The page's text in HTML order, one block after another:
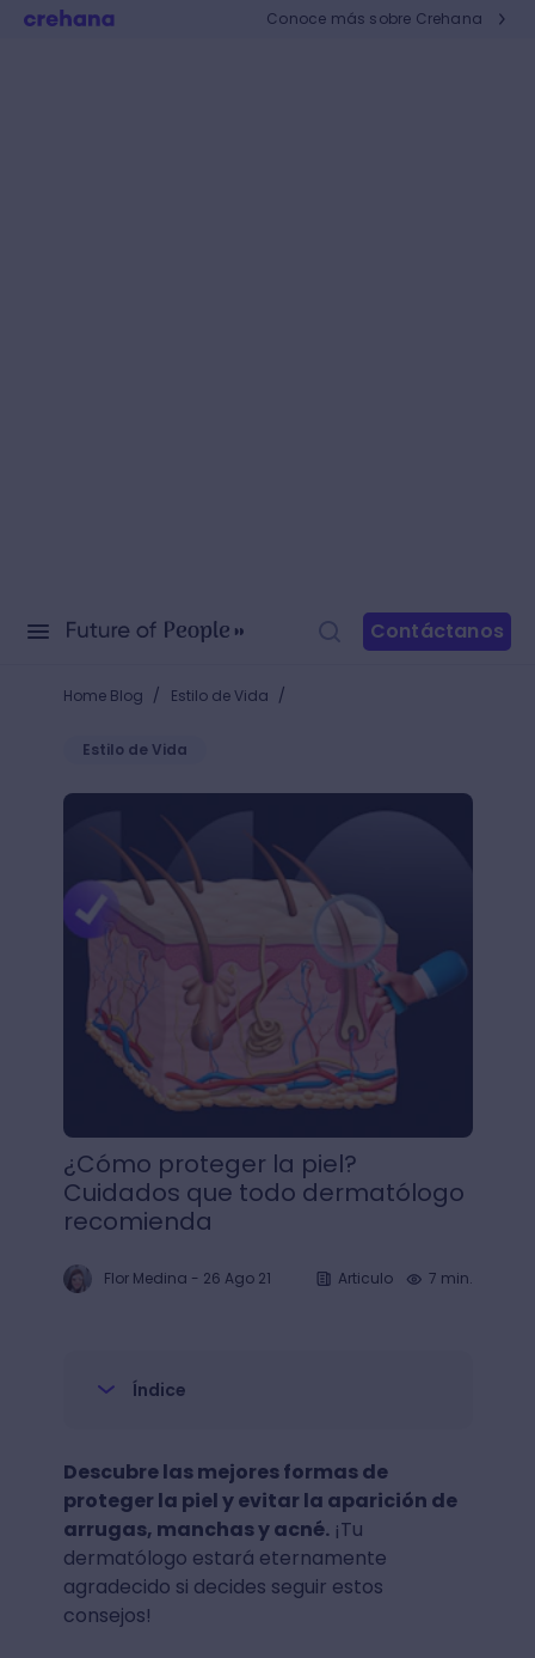
Conoce más sobre Crehana
Contáctanos
Home Blog / Estilo de Vida /
Estilo de Vida
¿Cómo proteger la piel? Cuidados que todo
¿Cómo proteger la piel?
Cuidados que todo dermatólogo
recomienda
Flor Medina - 26 Ago 21 Articulo 7 min.
Índice
Descubre las mejores formas de
proteger la piel y evitar la aparición de
arrugas, manchas y acné.¡Tu
dermatólogo estará eternamente
agradecido si decides seguir estos
consejos!